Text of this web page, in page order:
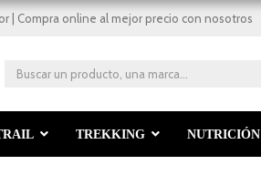
| Compra online al mejor precio con nosotros
TREKKING NUTRICIÓN